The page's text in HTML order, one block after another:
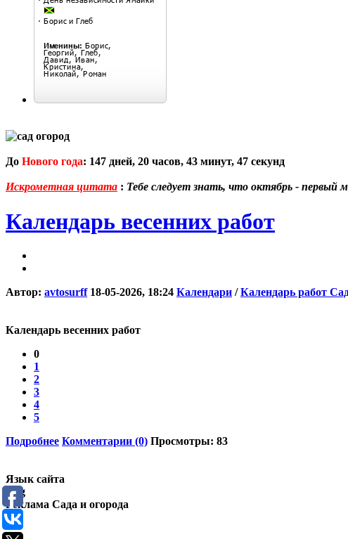
До Нового года: 147 дней, 20 часов, 43 минут, 46 секунд
Искрометная цитата : Тебе следует знать, что октябрь - первый
Календарь весенних работ
Автор: avtosurff 18-05-2026, 18:24 Календари /Календарь работ
Календарь весенних работ
0
1
2
3
4
5
Подробнее Комментарии (0) Просмотры: 83
Язык сайта
Eng
Реклама Сада и огорода